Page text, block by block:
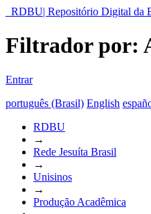
RDBU| Repositório Digital da
Filtrador por:
Entrar
português (Brasil) English
RDBU
→
Rede Jesuíta Brasil
→
Unisinos
→
Produção Acadêmica